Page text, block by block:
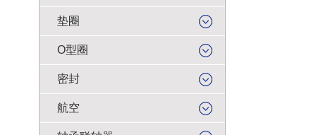
垫圈
O型圈
密封
航空